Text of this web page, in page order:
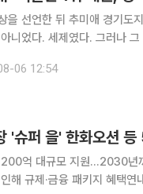
을 선언한 뒤 추미애 경기도
니었다. 세제였다. 그러나
스북에 "경기도 재정위기
06 12:54
'슈퍼 을' 한화오션
억 대규모 지원...2030년
해 규제·금융 패키지 혜택